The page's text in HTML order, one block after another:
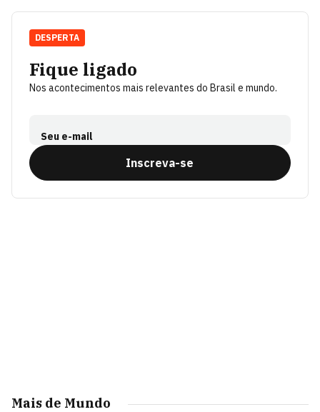
Fique ligado
Nos acontecimentos mais relevantes do Brasil e mundo.
Seu e-mail
Inscreva-se
DESPERTA
Mais de Mundo